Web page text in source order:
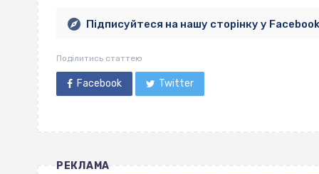
Підписуйтеся на нашу сторінку у Facebook
Поділитись статтею
Facebook Twitter
РЕКЛАМА